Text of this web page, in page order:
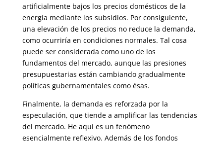
artificialmente bajos los precios domésticos de la
energía mediante los subsidios. Por consiguiente,
una elevación de los precios no reduce la demanda,
como ocurriría en condiciones normales. Tal cosa
puede ser considerada como uno de los
fundamentos del mercado, aunque las presiones
presupuestarias están cambiando gradualmente
políticas gubernamentales como ésas.
Finalmente, la demanda es reforzada por la
especulación, que tiende a amplificar las tendencias
del mercado. He aquí es un fenómeno
esencialmente reflexivo. Además de los fondos